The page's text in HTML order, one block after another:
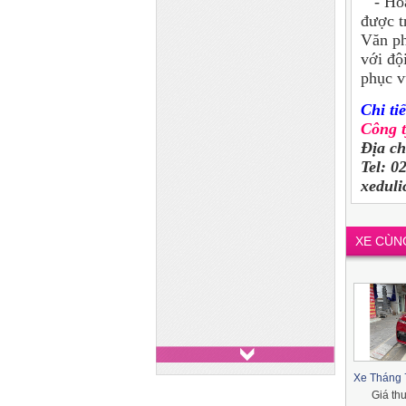
được
Văn
với
phục
Chi
Công
Địa
Tel:
XE
Xe Tháng
Giá